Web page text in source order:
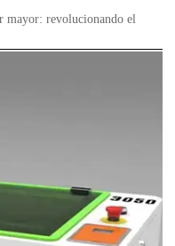
mayor: revolucionando el